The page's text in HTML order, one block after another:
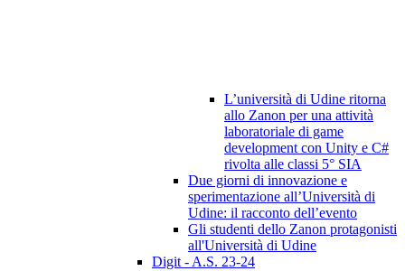
L’università di Udine ritorna
allo Zanon per una attività
laboratoriale di game
development con Unity e C#
rivolta alle classi 5° SIA
Due giorni di innovazione e
sperimentazione all’Università di
Udine: il racconto dell’evento
Gli studenti dello Zanon protagonisti
all'Università di Udine
Digit - A.S. 23-24